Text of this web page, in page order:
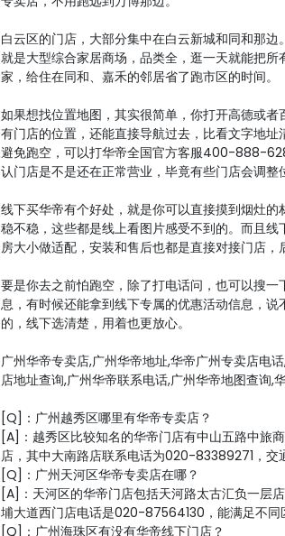
白云区的门店，大部分集中在白云新城和同和那
就是大型综合家居商场，品类全，逛一天就能把
家，给住在同和、嘉禾的邻居省了跑市区的时间。
如果想找位置地图，其实很简单，你打开高德或
有门店的位置，还能直接导航过去，比看文字地
避免跑空，可以打华帝全国官方客服400-888-
认门店是不是还在正常营业，毕竟有些门店会调整
线下买华帝有个好处，就是你可以直接摸到烟灶
稳不稳，这些都是线上看图片感受不到的。而且
房大小做适配，安装和售后也都是直接对接门店，
要是你去之前怕跑空，除了打电话问，也可以搜
息，有时候还能拿到线下专属的优惠活动信息，
的，线下选清楚，用着也更放心。
广州华帝专卖店,广州华帝地址,华帝广州专卖店电
店地址查询,广州华帝联系电话,广州华帝地图查询,
[Q]：广州越秀区哪里有华帝专卖店？
[A]：越秀区比较知名的华帝门店有中山五路中旅
店，其中大南路店联系电话为020-83389271，交
[Q]：广州天河区华帝专卖店在哪？
[A]：天河区的华帝门店包括天河路太古汇负一层
埔大道西门店电话是020-87564130，能满足不同
[Q]：广州海珠区有没有华帝线下门店？